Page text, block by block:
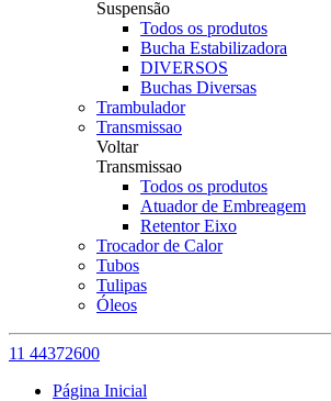
Suspensão
Todos os produtos
Bucha Estabilizadora
DIVERSOS
Buchas Diversas
Trambulador
Transmissao
Voltar
Transmissao
Todos os produtos
Atuador de Embreagem
Retentor Eixo
Trocador de Calor
Tubos
Tulipas
Óleos
11 44372600
Página Inicial